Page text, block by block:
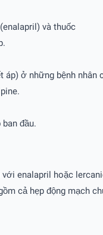
và thuốc
áp) ở những bệnh nhân
đầu.
enalapril hoặc
cả hẹp động mạch